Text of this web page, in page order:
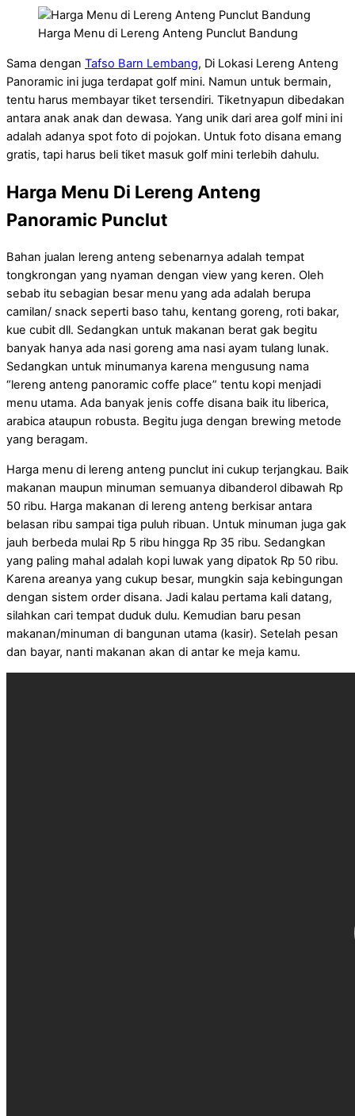
Harga Menu di Lereng Anteng Punclut Bandung
Sama dengan Tafso Barn Lembang, Di Lokasi Lereng Anteng
Panoramic ini juga terdapat golf mini. Namun untuk bermain,
tentu harus membayar tiket tersendiri. Tiketnyapun dibedakan
antara anak anak dan dewasa. Yang unik dari area golf mini ini
adalah adanya spot foto di pojokan. Untuk foto disana emang
gratis, tapi harus beli tiket masuk golf mini terlebih dahulu.
Harga Menu Di Lereng Anteng
Panoramic Punclut
Bahan jualan lereng anteng sebenarnya adalah tempat
tongkrongan yang nyaman dengan view yang keren. Oleh
sebab itu sebagian besar menu yang ada adalah berupa
camilan/ snack seperti baso tahu, kentang goreng, roti bakar,
kue cubit dll. Sedangkan untuk makanan berat gak begitu
banyak hanya ada nasi goreng ama nasi ayam tulang lunak.
Sedangkan untuk minumanya karena mengusung nama
“lereng anteng panoramic coffe place” tentu kopi menjadi
menu utama. Ada banyak jenis coffe disana baik itu liberica,
arabica ataupun robusta. Begitu juga dengan brewing metode
yang beragam.
Harga menu di lereng anteng punclut ini cukup terjangkau. Baik
makanan maupun minuman semuanya dibanderol dibawah Rp
50 ribu. Harga makanan di lereng anteng berkisar antara
belasan ribu sampai tiga puluh ribuan. Untuk minuman juga gak
jauh berbeda mulai Rp 5 ribu hingga Rp 35 ribu. Sedangkan
yang paling mahal adalah kopi luwak yang dipatok Rp 50 ribu.
Karena areanya yang cukup besar, mungkin saja kebingungan
dengan sistem order disana. Jadi kalau pertama kali datang,
silahkan cari tempat duduk dulu. Kemudian baru pesan
makanan/minuman di bangunan utama (kasir). Setelah pesan
dan bayar, nanti makanan akan di antar ke meja kamu.